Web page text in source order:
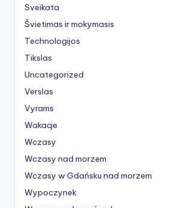
Sveikata
Švietimas ir mokymasis
Technologijos
Tikslas
Uncategorized
Verslas
Vyrams
Wakacje
Wczasy
Wczasy nad morzem
Wczasy w Gdańsku nad morzem
Wypoczynek